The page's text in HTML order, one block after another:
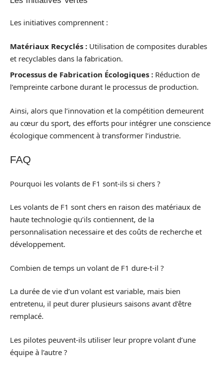
Les initiatives comprennent :
Matériaux Recyclés : Utilisation de composites durables
et recyclables dans la fabrication.
Processus de Fabrication Écologiques : Réduction de
l’empreinte carbone durant le processus de production.
Ainsi, alors que l’innovation et la compétition demeurent
au cœur du sport, des efforts pour intégrer une conscience
écologique commencent à transformer l’industrie.
FAQ
Pourquoi les volants de F1 sont-ils si chers ?
Les volants de F1 sont chers en raison des matériaux de
haute technologie qu’ils contiennent, de la
personnalisation necessaire et des coûts de recherche et
développement.
Combien de temps un volant de F1 dure-t-il ?
La durée de vie d’un volant est variable, mais bien
entretenu, il peut durer plusieurs saisons avant d’être
remplacé.
Les pilotes peuvent-ils utiliser leur propre volant d’une
équipe à l’autre ?